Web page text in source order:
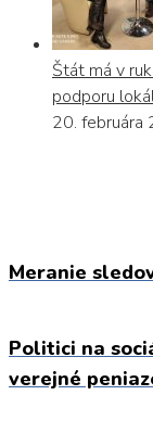
Štát má v
podporu
20. februára
Meranie
Politici na
verejné